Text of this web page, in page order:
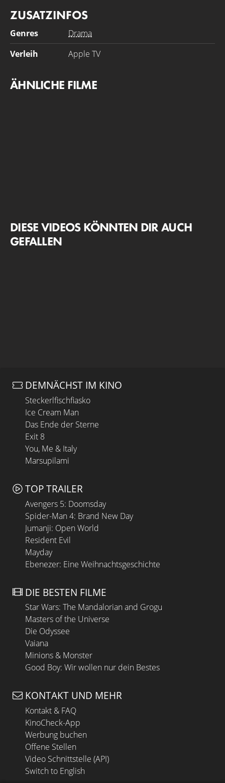
wurde angekündigt
ZUSATZINFOS
Genres
Drama
Verleih
Apple TV
ÄHNLICHE FILME
DIESE VIDEOS KÖNNTEN DIR AUCH
GEFALLEN
DEMNÄCHST IM KINO
Steckerlfischfiasko
Ice Cream Man
Das Ende der Sterne
Exit 8
You, Me & Italy
Marsupilami
TOP TRAILER
Avengers 5: Doomsday
Spider-Man 4: Brand New Day
Jumanji: Open World
Resident Evil
Mayday
Ebenezer: Eine Weihnachtsgeschichte
DIE BESTEN FILME
Star Wars: The Mandalorian and Grogu
Masters of the Universe
Die Odyssee
Vaiana
Minions & Monster
Good Boy: Wir wollen nur dein Bestes
KONTAKT UND MEHR
Kontakt & FAQ
KinoCheck-App
Werbung buchen
Offene Stellen
Video Schnittstelle (API)
Switch to English